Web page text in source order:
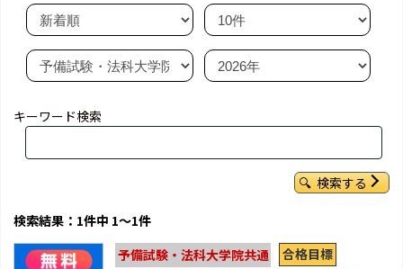
キーワード検索
検索する
検索結果：1件中 1～1件
予備試験・法科大学院共通 合格目標